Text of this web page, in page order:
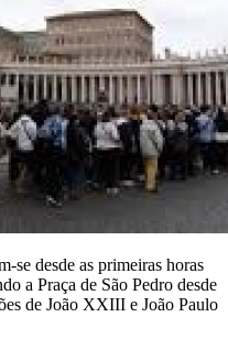
se desde as primeiras horas
a Praça de São Pedro desde
de João XXIII e João Paulo